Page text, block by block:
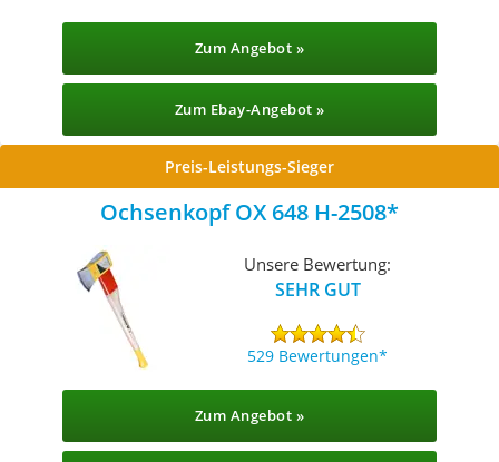
Zum Angebot »
Zum Ebay-Angebot »
Preis-Leistungs-Sieger
Ochsenkopf OX 648 H-2508
Unsere Bewertung:
SEHR GUT
529 Bewertungen
Zum Angebot »